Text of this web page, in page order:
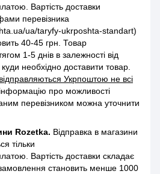
Вартість доставки
перевізника
ua/taryfy-ukrposhta-standart)
40-45 грн. Товар
1-5 днів в залежності від
необхідно доставити товар.
Укрпоштою не всі
про можливості
перевізником можна уточнити
Rozetka. Відправка в магазини
тільки
Вартість доставки складає
становить менше 1000